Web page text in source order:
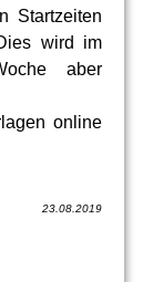
Startzeiten
wird im
aber
online
23.08.2019